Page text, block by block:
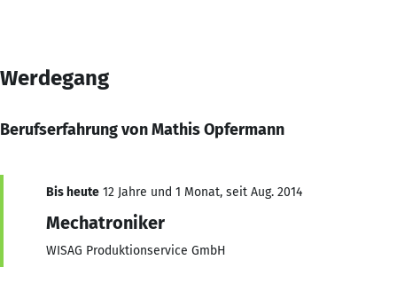
Werdegang
Berufserfahrung von Mathis Opfermann
Bis heute 12 Jahre und 1 Monat, seit Aug. 2014
Mechatroniker
WISAG Produktionservice GmbH